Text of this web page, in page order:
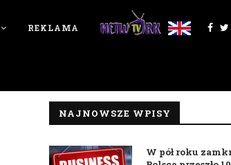
REKLAMA
NAJNOWSZE WPISY
W pół roku